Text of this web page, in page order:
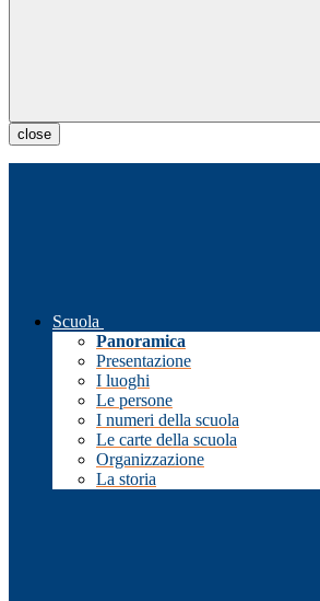
close
Scuola
Panoramica
Presentazione
I luoghi
Le persone
I numeri della scuola
Le carte della scuola
Organizzazione
La storia